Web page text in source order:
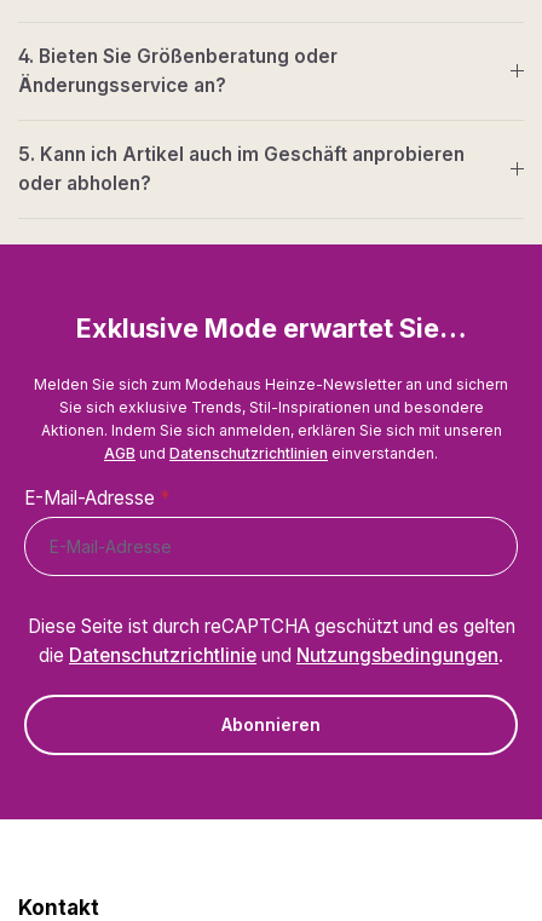
4. Bieten Sie Größenberatung oder
Änderungsservice an?
5. Kann ich Artikel auch im Geschäft anprobieren
oder abholen?
Exklusive Mode erwartet Sie…
Melden Sie sich zum Modehaus Heinze-Newsletter an und sichern
Sie sich exklusive Trends, Stil-Inspirationen und besondere
Aktionen. Indem Sie sich anmelden, erklären Sie sich mit unseren
AGB und Datenschutzrichtlinien einverstanden.
E-Mail-Adresse *
Diese Seite ist durch reCAPTCHA geschützt und es gelten
die Datenschutzrichtlinie und Nutzungsbedingungen.
Abonnieren
Kontakt